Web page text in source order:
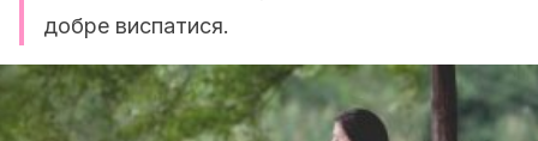
добре виспатися.